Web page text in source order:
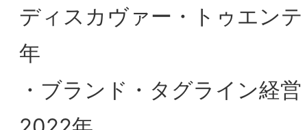
上場企業に対する調査を行った結果を
まとめました。
今回は、この書籍の内容を中心としつつ、
書籍中では紹介しきれなかったデータにも